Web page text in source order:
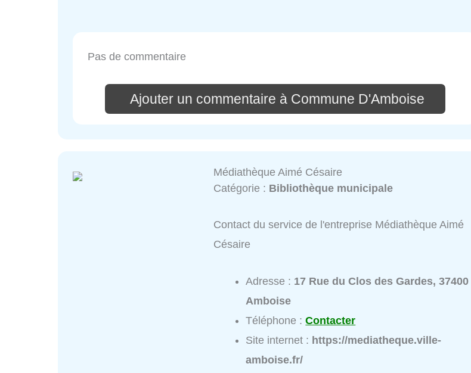
Pas de commentaire
Ajouter un commentaire à Commune D'Amboise
Médiathèque Aimé Césaire
Catégorie : Bibliothèque municipale
Contact du service de l'entreprise Médiathèque Aimé
Césaire
Adresse : 17 Rue du Clos des Gardes, 37400
Amboise
Téléphone :Contacter
Site internet : https://mediatheque.ville-
amboise.fr/